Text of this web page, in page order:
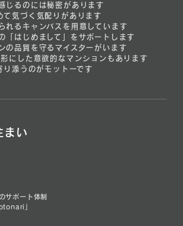
じるのには秘密があります
て気づく気配りがあります
れるキャンバスを用意しています
「はじめまして」をサポートします
の品質を守るマイスターがいます
にした意欲的なマンションもあります
り添うのがモットーです
まい
サポート体制
」